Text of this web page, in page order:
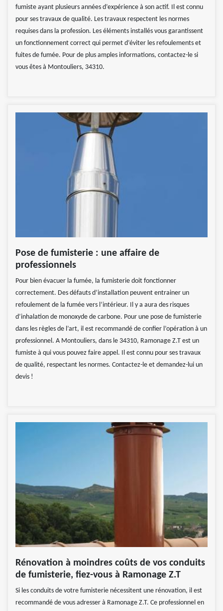
fumiste ayant plusieurs années d’expérience à son actif. Il est connu
pour ses travaux de qualité. Les travaux respectent les normes
requises dans la profession. Les éléments installés vous garantissent
un fonctionnement correct qui permet d’éviter les refoulements et
fuites de fumée. Pour de plus amples informations, contactez-le si
vous êtes à Montouliers, 34310.
Pose de fumisterie : une affaire de
professionnels
Pour bien évacuer la fumée, la fumisterie doit fonctionner
correctement. Des défauts d’installation peuvent entrainer un
refoulement de la fumée vers l’intérieur. Il y a aura des risques
d’inhalation de monoxyde de carbone. Pour une pose de fumisterie
dans les règles de l’art, il est recommandé de confier l’opération à un
professionnel. A Montouliers, dans le 34310, Ramonage Z.T est un
fumiste à qui vous pouvez faire appel. Il est connu pour ses travaux
de qualité, respectant les normes. Contactez-le et demandez-lui un
devis !
Rénovation à moindres coûts de vos conduits
de fumisterie, fiez-vous à Ramonage Z.T
Si les conduits de votre fumisterie nécessitent une rénovation, il est
recommandé de vous adresser à Ramonage Z.T. Ce professionnel en